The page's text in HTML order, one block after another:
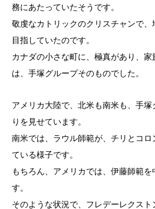
務にあたっていたそうです。
敬虔なカトリックのクリスチャンで
目指していたのです。
カナダの小さな町に、極真があり、
は、手塚グループそのものでした。
アメリカ大陸で、北米も南米も、手
りを見せています。
南米では、ラウル師範が、チリとコ
ている様子です。
もちろん、アメリカでは、伊藤師範
す。
そのような状況で、フレデーレクス